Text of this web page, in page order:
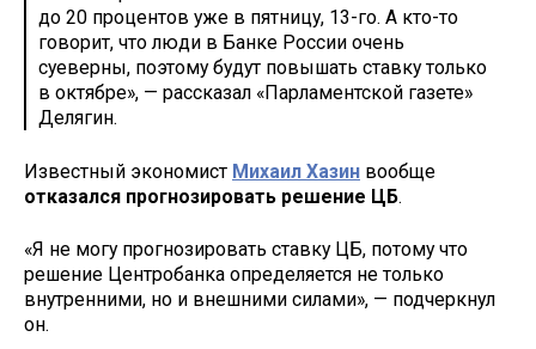
до 20 процентов уже в пятницу, 13-го. А кто-то
говорит, что люди в Банке России очень
суеверны, поэтому будут повышать ставку только
в октябре», — рассказал «Парламентской газете»
Делягин.
Известный экономист Михаил Хазин вообще
отказался прогнозировать решение ЦБ.
«Я не могу прогнозировать ставку ЦБ, потому что
решение Центробанка определяется не только
внутренними, но и внешними силами», — подчеркнул
он.